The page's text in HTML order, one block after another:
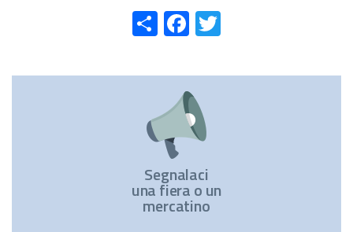
ShareFacebook
Segnalaci
una fiera o un
mercatino